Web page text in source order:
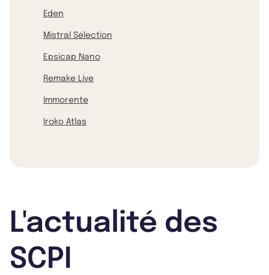
Eden
Mistral Sélection
Epsicap Nano
Remake Live
Immorente
Iroko Atlas
L'actualité des
SCPI